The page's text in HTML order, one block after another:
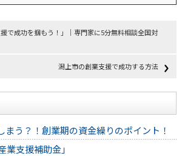
援で成功を掴もう！」｜専門家に5分無料相談全国対
潟上市の創業支援で成功する方法
まう？！創業期の資金繰りのポイント！
業支援補助金」